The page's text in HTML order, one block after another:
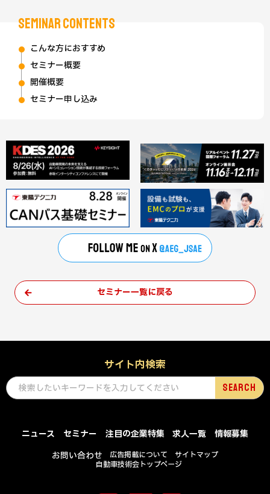
SEMINAR CONTENTS
こんな方におすすめ
セミナー概要
開催概要
セミナー申し込み
セミナー一覧に戻る
サイト内検索
ニュース セミナー 注目の企業特集 求人一覧
情報募集
お問い合わせ
広告掲載について
サイトマップ
自動車技術会トップページ